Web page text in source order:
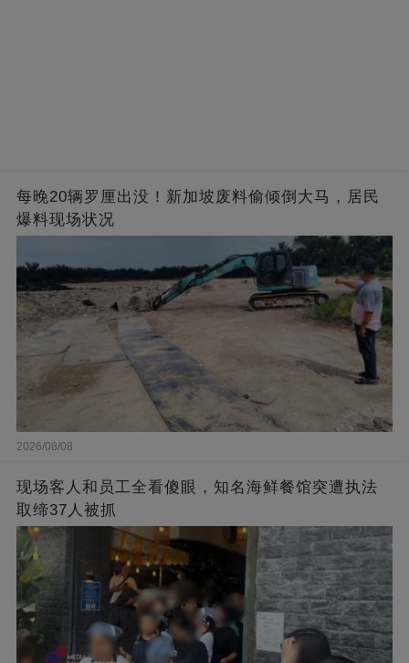
每晚20辆罗厘出没！新加坡废料偷倾倒大马，居民
爆料现场状况
2026/08/08
现场客人和员工全看傻眼，知名海鲜餐馆突遭执法
取缔37人被抓